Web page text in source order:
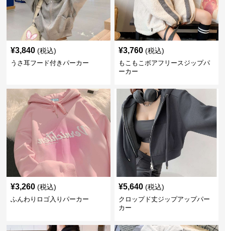
¥3,840 (税込)
うさ耳フード付きパーカー
¥3,760 (税込)
もこもこボアフリースジップパ
ーカー
¥3,260 (税込)
ふんわりロゴ入りパーカー
¥5,640 (税込)
クロップド丈ジップアップパー
カー